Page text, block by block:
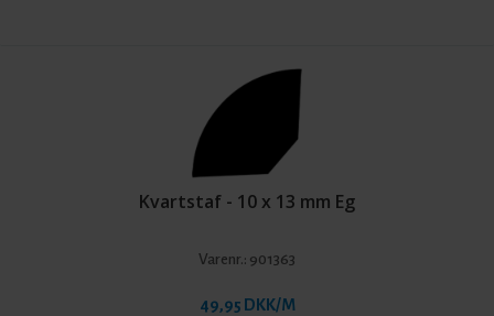
Kvartstaf - 10 x 13 mm Eg
Varenr.: 901363
49,95 DKK/M